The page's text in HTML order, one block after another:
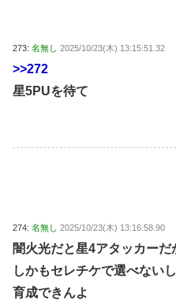
273: 名無し 2025/10/23(木) 13:15:51.32
>>272
星5PUを待て
274: 名無し 2025/10/23(木) 13:16:58.90
闇火光だと星4アタッカーだ
しかもセレチケで選べない
育成できんよ